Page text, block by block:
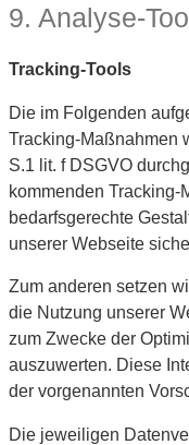
9. Analyse-
Tracking-Tools
Die im Folgenden
Tracking-Maßnahmen
S.1 lit. f DSGVO
kommenden
bedarfsgerechte
unserer Webseite
Zum anderen setzen
die Nutzung unserer
zum Zwecke der
auszuwerten. Diese
der vorgenannten
Die jeweiligen